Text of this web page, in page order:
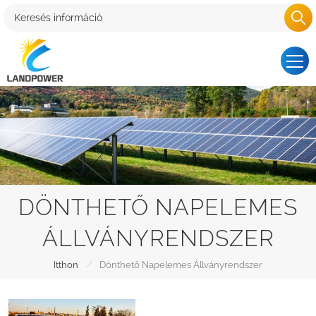
DÖNTHETŐ NAPELEMES
ÁLLVÁNYRENDSZER
Itthon / Dönthető Napelemes Állványrendszer